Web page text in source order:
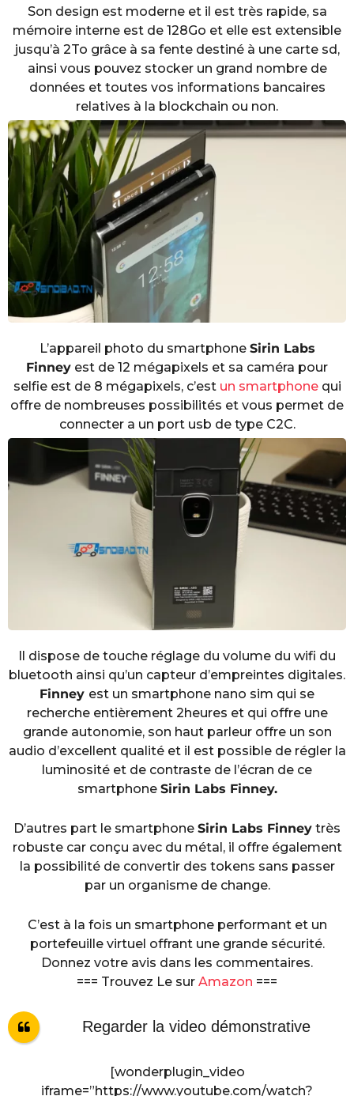
Son design est moderne et il est très rapide, sa
mémoire interne est de 128Go et elle est extensible
jusqu’à 2To grâce à sa fente destiné à une carte sd,
ainsi vous pouvez stocker un grand nombre de
données et toutes vos informations bancaires
relatives à la blockchain ou non.
L’appareil photo du smartphone Sirin Labs
Finney est de 12 mégapixels et sa caméra pour
selfie est de 8 mégapixels, c’est un smartphonequi
offre de nombreuses possibilités et vous permet de
connecter a un port usb de type C2C.
Il dispose de touche réglage du volume du wifi du
bluetooth ainsi qu’un capteur d’empreintes digitales.
Finney est un smartphone nano sim qui se
recherche entièrement 2heures et qui offre une
grande autonomie, son haut parleur offre un son
audio d’excellent qualité et il est possible de régler la
luminosité et de contraste de l’écran de ce
smartphone Sirin Labs Finney.
D’autres part le smartphone Sirin Labs Finney très
robuste car conçu avec du métal, il offre également
la possibilité de convertir des tokens sans passer
par un organisme de change.
C’est à la fois un smartphone performant et un
portefeuille virtuel offrant une grande sécurité.
Donnez votre avis dans les commentaires.
=== Trouvez Le sur Amazon ===
Regarder la video démonstrative
[wonderplugin_video
iframe=”https://www.youtube.com/watch?